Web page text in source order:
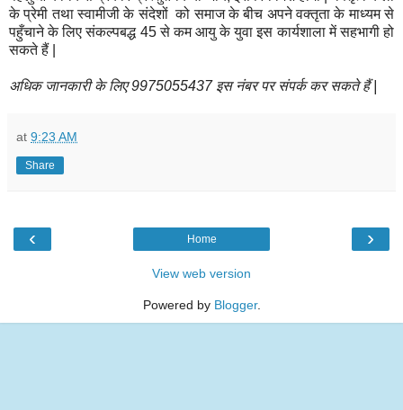
के प्रेमी तथा स्वामीजी के संदेशों को समाज के बीच अपने वक्तृता के माध्यम से
पहुँचाने के लिए संकल्पबद्ध 45 से कम आयु के युवा इस कार्यशाला में सहभागी हो
सकते हैं |
अधिक जानकारी के लिए 9975055437 इस नंबर पर संपर्क कर सकते हैं |
at 9:23 AM
Share
‹ ›
Home
View web version
Powered by Blogger.